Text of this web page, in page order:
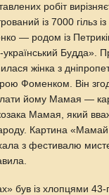
робіт
iз 7000 гільз
— родом iз
Будда».
жінка з
Фоменком. Він
йому Мамая —
Мамая, який
Картина
з фестивалю
був iз хлопцями 43-